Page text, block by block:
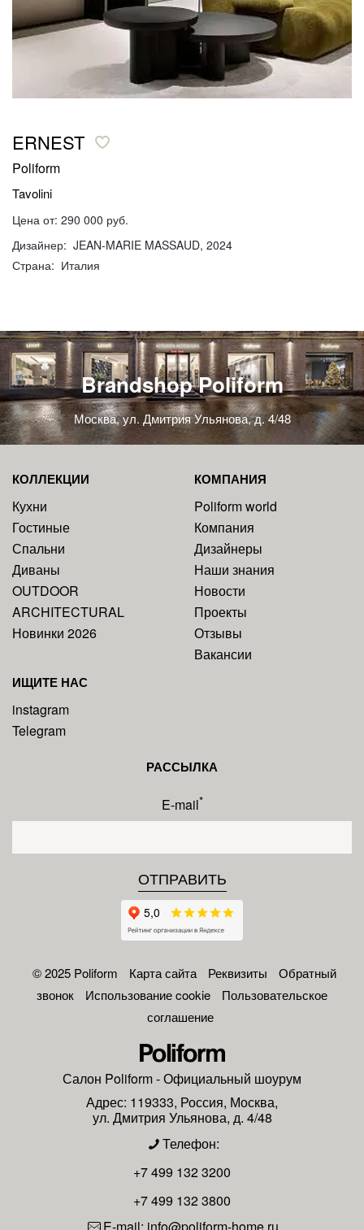
ERNEST
Poliform
Tavolini
Цена от: 290 000 руб.
Дизайнер: JEAN-MARIE MASSAUD, 2024
Страна: Италия
Brandshop Poliform
Москва, ул. Дмитрия Ульянова, д. 4/48
КОЛЛЕКЦИИ
Кухни
Гостиные
Спальни
Диваны
OUTDOOR
ARCHITECTURAL
Новинки 2026
КОМПАНИЯ
Poliform world
Компания
Дизайнеры
Наши знания
Новости
Проекты
Отзывы
Вакансии
ИЩИТЕ НАС
instagram
Telegram
РАССЫЛКА
E-mail*
© 2025 Poliform Карта сайта Реквизиты
Обратный
звонок
Использование cookie
Пользовательское
соглашение
Салон Poliform- Официальный шоурум
Адрес: 119333, Россия, Москва,
ул. Дмитрия Ульянова, д. 4/48
Телефон:
+7 499 132 3200
+7 499 132 3800
E-mail: info@poliform-home.ru